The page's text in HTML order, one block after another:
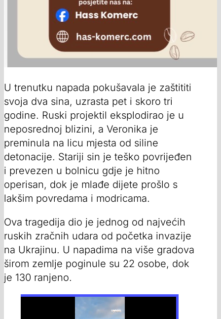
U trenutku napada pokušavala je zaštititi
svoja dva sina, uzrasta pet i skoro tri
godine. Ruski projektil eksplodirao je u
neposrednoj blizini, a Veronika je
preminula na licu mjesta od siline
detonacije. Stariji sin je teško povrijeđen
i prevezen u bolnicu gdje je hitno
operisan, dok je mlađe dijete prošlo s
lakšim povredama i modricama.
Ova tragedija dio je jednog od najvećih
ruskih zračnih udara od početka invazije
na Ukrajinu. U napadima na više gradova
širom zemlje poginule su 22 osobe, dok
je 130 ranjeno.